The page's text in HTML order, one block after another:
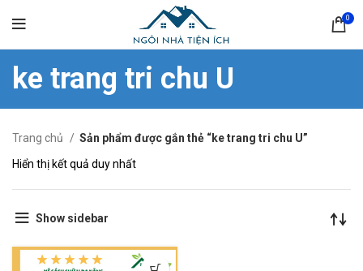
0
ke trang tri chu U
Trang chủ
Sản phẩm được gắn thẻ “ke trang tri chu U”
Hiển thị kết quả duy nhất
Show sidebar